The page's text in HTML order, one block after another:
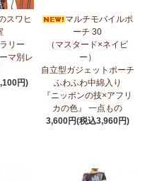
～腰や首に巻いてアレンジ
サイの作品 新入荷！
イズの作品 新入荷！作家
す
全限定入荷！
！タンザニア産カシュー
スワヒ
リー
マ別レ
円)
マルチモバイルポ
ーチ 30
（マスタード×ネイビ
ー）
自立型ガジェットポーチ
ふわふわ中綿入り
『ニッポンの技×アフリ
カの色』 一点もの
3,600円(税込3,960円)